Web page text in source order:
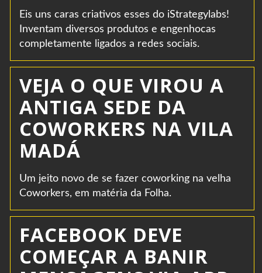
Eis uns caras criativos esses do iStrategylabs!
Inventam diversos produtos e engenhocas
completamente ligados a redes sociais.
VEJA O QUE VIROU A
ANTIGA SEDE DA
COWORKERS NA VILA
MADÁ
Um jeito novo de se fazer coworking na velha
Coworkers, em matéria da Folha.
FACEBOOK DEVE
COMEÇAR A BANIR